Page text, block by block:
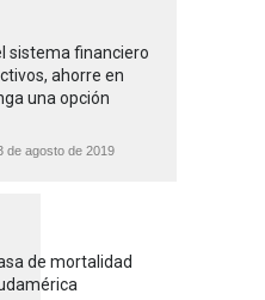
sistema financiero
ahorre en
una opción
de agosto de 2019
de mortalidad